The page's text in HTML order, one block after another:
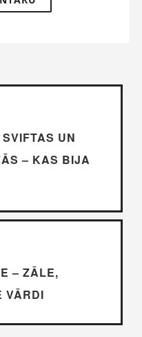
UN
– KAS BIJA
– ZĀLE,
VĀRDI